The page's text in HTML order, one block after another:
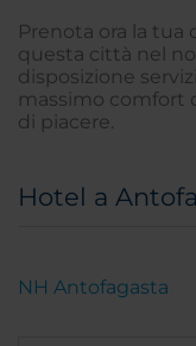
Prenota ora la tua
questa città nel
disposizione
massimo comfort
di piacere.
Hotel a
NH Antofagasta